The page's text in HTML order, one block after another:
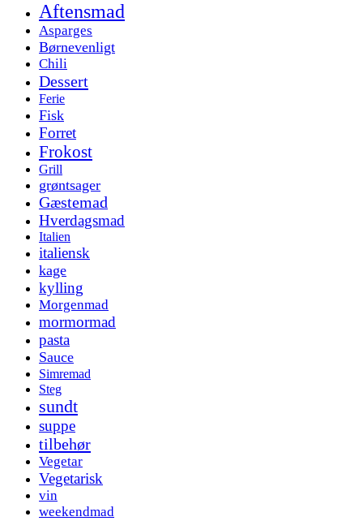
Aftensmad
Asparges
Børnevenligt
Chili
Dessert
Ferie
Fisk
Forret
Frokost
Grill
grøntsager
Gæstemad
Hverdagsmad
Italien
italiensk
kage
kylling
Morgenmad
mormormad
pasta
Sauce
Simremad
Steg
sundt
suppe
tilbehør
Vegetar
Vegetarisk
vin
weekendmad